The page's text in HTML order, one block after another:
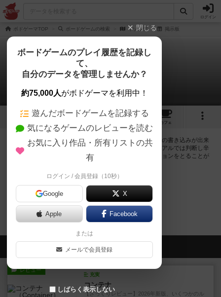
ログイン
ボドゲーマTOP ボードゲームの検索 イゾルデ 掲示板
イゾルデ
0件の掲示板
6 3
カフェ
ログインするとイゾルデに関する掲示板の作成やコメントの書き込みが出来
るようになります。ルールの疑問やエラッタ情報、マニュアルでは判断し辛
い曖昧な表記等について会員同士で自由にコミュニケーションをとることが
ログイン/無料会員登録
イゾルデのトップに戻る
会員の新しい投稿
レビュー
充実
コンテナ
【ざっくりレビュー】2026年新版、いくつかのル
閉じる
ボードゲームのプレイ履歴を記録し
て、
自分のデータを管理しませんか？
約75,000人がボドゲーマを利用中！
遊んだボードゲームを記録する
気になるゲームのレビューを読む
お気に入り作品・所有リストの共
有
ログイン / 会員登録（10秒）
Google X
Apple Facebook
または
メールで会員登録
しばらく表示しない